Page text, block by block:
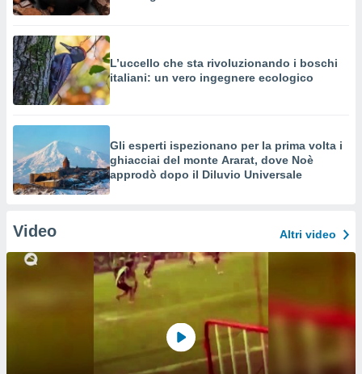
L’uccello che sta rivoluzionando i boschi
italiani: un vero ingegnere ecologico
Gli esperti ispezionano per la prima volta i
ghiacciai del monte Ararat, dove Noè
approdò dopo il Diluvio Universale
Video Altri video